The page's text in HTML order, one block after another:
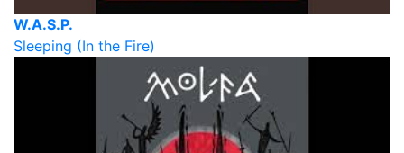
W.A.S.P.
Sleeping (In the Fire)